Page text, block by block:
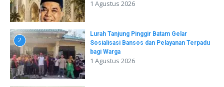
1 Agustus 2026
2
Lurah Tanjung Pinggir Batam Gelar
Sosialisasi Bansos dan Pelayanan Terpadu
bagi Warga
1 Agustus 2026